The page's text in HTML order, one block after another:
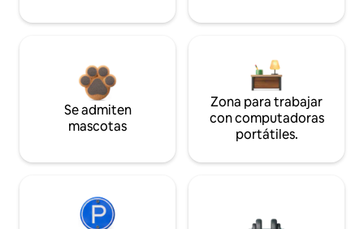
Se admiten
mascotas
Zona para trabajar
con computadoras
portátiles.